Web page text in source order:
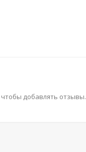
чтобы добавлять отзывы.